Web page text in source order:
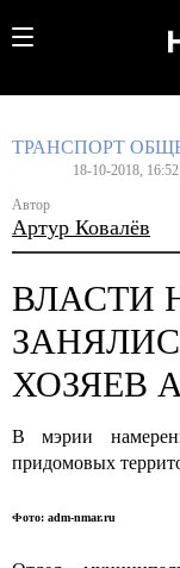
ТРАНСПОРТ
18-10-2018, 16:52
Автор
Артур Ковалёв
ВЛАСТИ
ХОЗЯЕВ
В мэрии
придомовых
Фото: adm-nmar.ru